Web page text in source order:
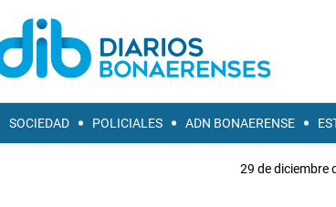
SOCIEDAD POLICIALES ADN BONAERENSE
29 de diciembre